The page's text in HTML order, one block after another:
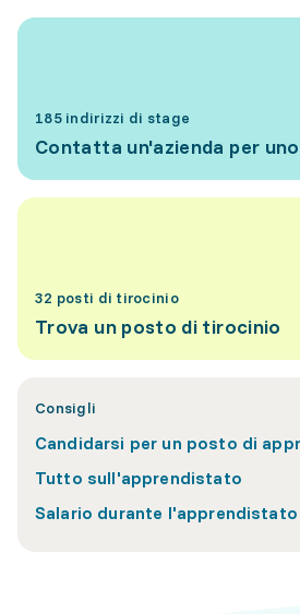
185 indirizzi di stage
Contatta un'azienda per
32 posti di tirocinio
Trova un posto di tirocinio
Consigli
Candidarsi per un posto di
Tutto sull'apprendistato
Salario durante l'apprendistato